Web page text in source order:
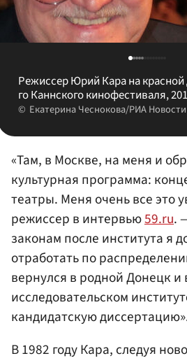
Режиссер Юрий Кара на красной
го Каннского кинофестиваля,
Екатерина Чеснокова/РИА Новости
«Там, в Москве, на меня и
культурная программа:
театры. Меня очень все это
режиссер в интервью59.ru.
законам после института я
отработать по
вернулся в родной Донецк и
исследовательском
кандидатскую
В 1982 году Кара, следуя